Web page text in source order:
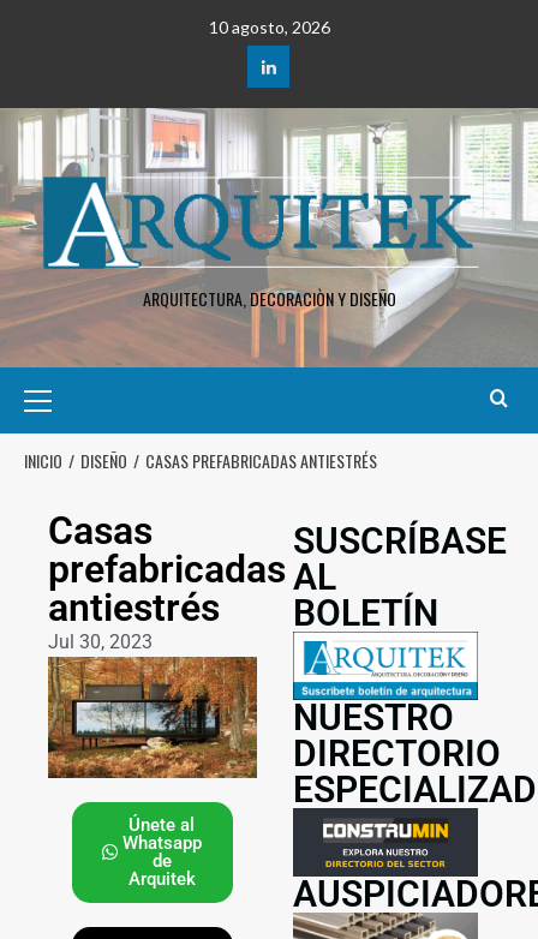
10 agosto, 2026
ARQUITECTURA, DECORACIÒN Y DISEÑO
INICIO DISEÑO CASAS PREFABRICADAS ANTIESTRÉS
Casas
prefabricadas
antiestrés
Jul 30, 2023
Únete al
Whatsapp
de
Arquitek
SUSCRÍBASE
AL
BOLETÍN
NUESTRO
DIRECTORIO